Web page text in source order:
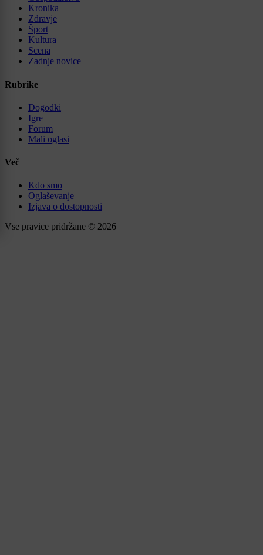
Kronika
Zdravje
Šport
Kultura
Scena
Zadnje novice
Rubrike
Dogodki
Igre
Forum
Mali oglasi
Več
Kdo smo
Oglaševanje
Izjava o dostopnosti
Vse pravice pridržane © 2026